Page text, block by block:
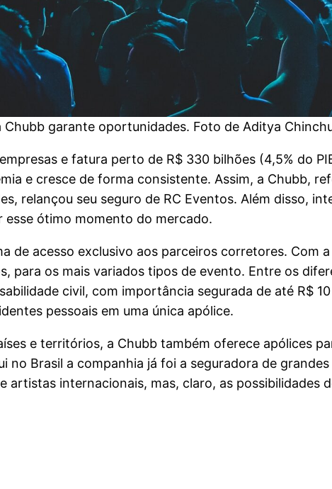
Chubb garante oportunidades. Foto de Aditya
e fatura perto de R$ 330 bilhões (4,5% do
e cresce de forma consistente. Assim, a Chubb,
relançou seu seguro de RC Eventos. Além disso,
ótimo momento do mercado.
de acesso exclusivo aos parceiros corretores. Com
para os mais variados tipos de evento. Entre os
civil, com importância segurada de até R$
pessoais em uma única apólice.
e territórios, a Chubb também oferece apólices
no Brasil a companhia já foi a seguradora de
artistas internacionais, mas, claro, as possibilidades